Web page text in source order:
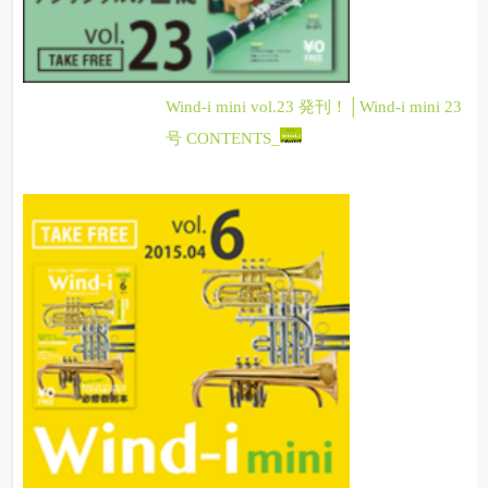
Wind-i mini vol.23 発刊！│Wind-i mini 23
号 CONTENTS_